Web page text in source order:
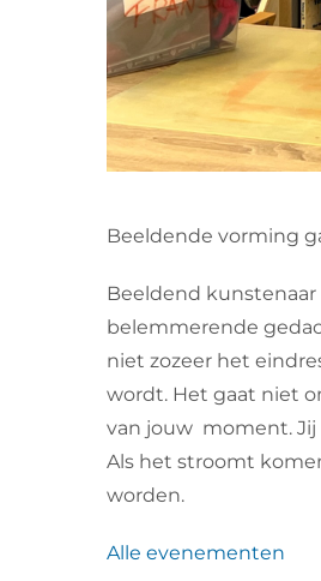
Beeldende vorming
Beeldend
belemmerende
niet zozeer het
wordt. Het gaat niet
van jouw moment.
Als het stroomt
worden.
Alle evenementen